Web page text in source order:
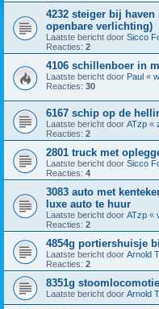
4232 steiger bij
openbare verlichting)
Laatste bericht door Sicco
Reacties: 2
4106 schillenboer in
Laatste bericht door Paul «
Reacties: 30
6167 schip op de
Laatste bericht door ATzp «
Reacties: 2
2801 truck met
Laatste bericht door Sicco
Reacties: 4
3083 auto met
luxe auto te huur
Laatste bericht door ATzp «
Reacties: 2
4854g portiershuisje
Laatste bericht door Arnold
Reacties: 2
8351g
Laatste bericht door Arnold